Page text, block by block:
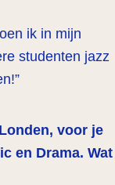
ik in mijn
studenten jazz
voor je
en Drama. Wat